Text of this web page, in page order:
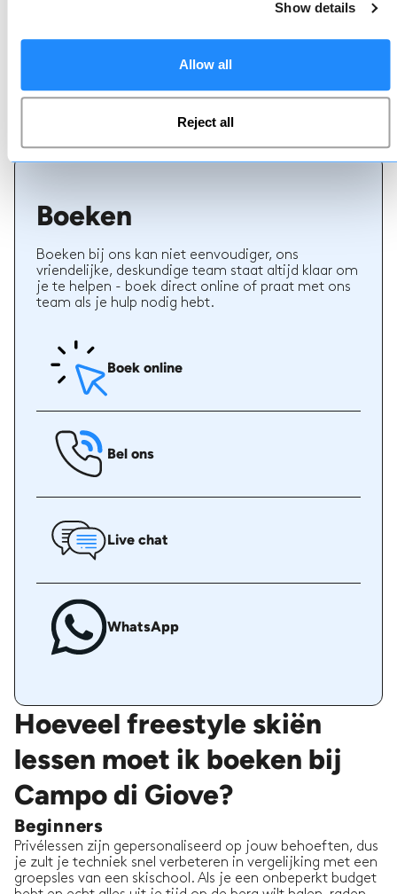
Show details
Allow all
Reject all
Geverifieerde reviews
de geverifieerde reviews over onze leraren om de
onze leraren voor een 5-sterrenervaring.
Boeken
Boeken bij ons kan niet eenvoudiger, ons
vriendelijke, deskundige team staat altijd klaar om
je te helpen - boek direct online of praat met ons
team als je hulp nodig hebt.
Boek online
Bel ons
Live chat
WhatsApp
Hoeveel freestyle skiën
lessen moet ik boeken bij
Campo di Giove?
Beginners
Privélessen zijn gepersonaliseerd op jouw behoeften, dus
je zult je techniek snel verbeteren in vergelijking met een
groepsles van een skischool. Als je een onbeperkt budget